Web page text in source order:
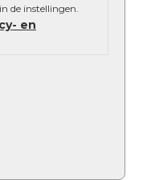
de instellingen.
en